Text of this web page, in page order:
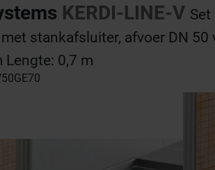
KERDI-LINE-V
stankafsluiter, afvoer DN
Lengte: 0,7 m